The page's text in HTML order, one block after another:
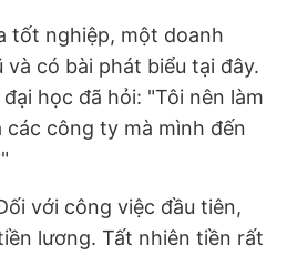
tốt nghiệp, một doanh
có bài phát biểu tại đây.
học đã hỏi: "Tôi nên làm
các công ty mà mình đến
với công việc đầu tiên,
lương. Tất nhiên tiền rất